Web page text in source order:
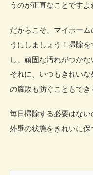
うのが正直なことですよ
だからこそ、マイホー
うにしましょう！掃除
し、頑固な汚れがつかな
それに、いつもきれい
の腐敗も防ぐこともでき
毎日掃除する必要はな
外壁の状態をきれいに保